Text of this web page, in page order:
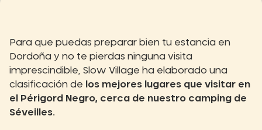
Para que puedas preparar bien tu estancia en
Dordoña y no te pierdas ninguna visita
imprescindible, Slow Village ha elaborado una
clasificación de
los mejores lugares que visitar en
el Périgord Negro, cerca de nuestro camping de
Séveilles.